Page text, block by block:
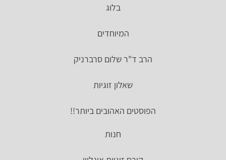
בלוג
המיוחדים
הרב ד"ר שלום סרברניק
שאלון זוגיות
הפוסטים האהובים ביותר!!
חנות